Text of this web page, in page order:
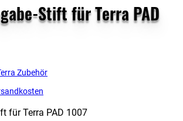
Stift für Terra PAD
Zubehör
für Terra PAD 1007